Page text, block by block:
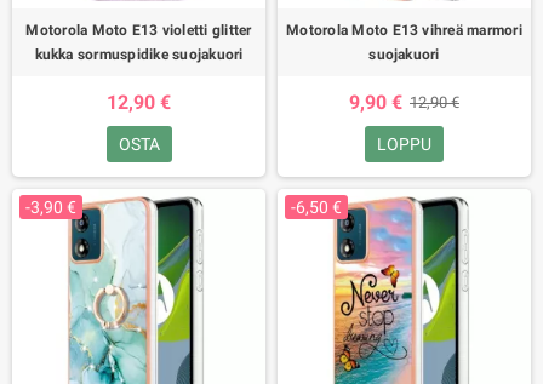
Motorola Moto E13 violetti glitter
kukka sormuspidike suojakuori
12,90 €
OSTA
Motorola Moto E13 vihreä marmori
suojakuori
9,90 € 12,90 €
LOPPU
-3,90 € -6,50 €